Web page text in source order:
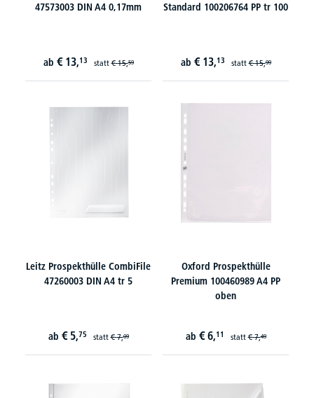
47573003 DIN A4 0,17mm
ab € 13,13 statt€ 15,59
Standard 100206764 PP tr 100
ab € 13,13 statt€ 15,99
Leitz Prospekthülle CombiFile
47260003 DIN A4 tr 5
ab € 5,75 statt€ 7,09
Oxford Prospekthülle
Premium 100460989 A4 PP
oben
ab € 6,11 statt€ 7,49